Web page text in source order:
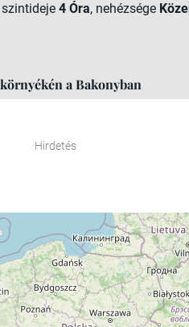
szintideje 4 Óra, nehézsége
a Bakonyban
Hirdetés